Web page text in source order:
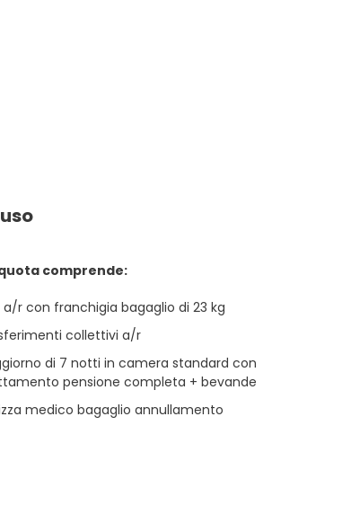
comprende:
a/r con franchigia bagaglio di 23 kg
collettivi a/r
di 7 notti in camera standard con
pensione completa + bevande
medico bagaglio annullamento